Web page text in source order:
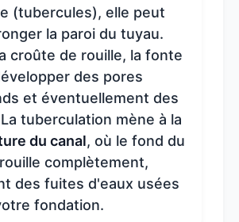
(tubercules), elle peut
la paroi du tuyau.
croûte de rouille, la fonte
des pores
et éventuellement des
tuberculation mène à la
du canal, où le fond du
complètement,
des fuites d'eaux usées
fondation.